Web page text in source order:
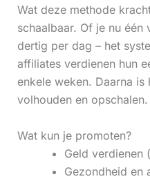
Wat deze methode
schaalbaar. Of je nu
dertig per dag – het
affiliates verdienen hun
enkele weken. Daarna
volhouden en opschalen.
Wat kun je promoten?
Geld verdienen
Gezondheid en